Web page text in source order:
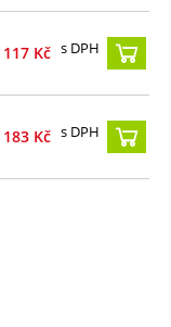
117 Kč s DPH
183 Kč s DPH